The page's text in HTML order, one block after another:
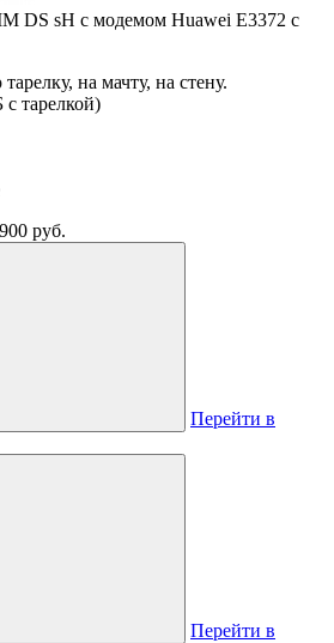
DS sH с модемом Huawei E3372 с
на мачту, на стену.
тарелкой)
руб.
Перейти в
Перейти в